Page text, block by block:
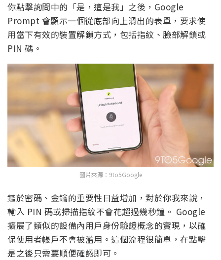
你點擊詢問中的「是，這是我」之後，Google
Prompt 會顯示一個從底部向上滑出的表單，要求使
用當下有效的裝置解鎖方式，包括指紋、臉部解鎖或
PIN 碼。
圖片來源：9to5Google
鑑於密碼、金鑰的重要性日益增加，對於你我來說，
輸入 PIN 碼或掃描指紋不會花超過幾秒鐘。 Google
擴展了類似的設備內用戶身份驗證概念的實現，以確
保使用者帳戶不會被濫用。這個流程很簡單，在點擊
是之後只需要順便確認即可。